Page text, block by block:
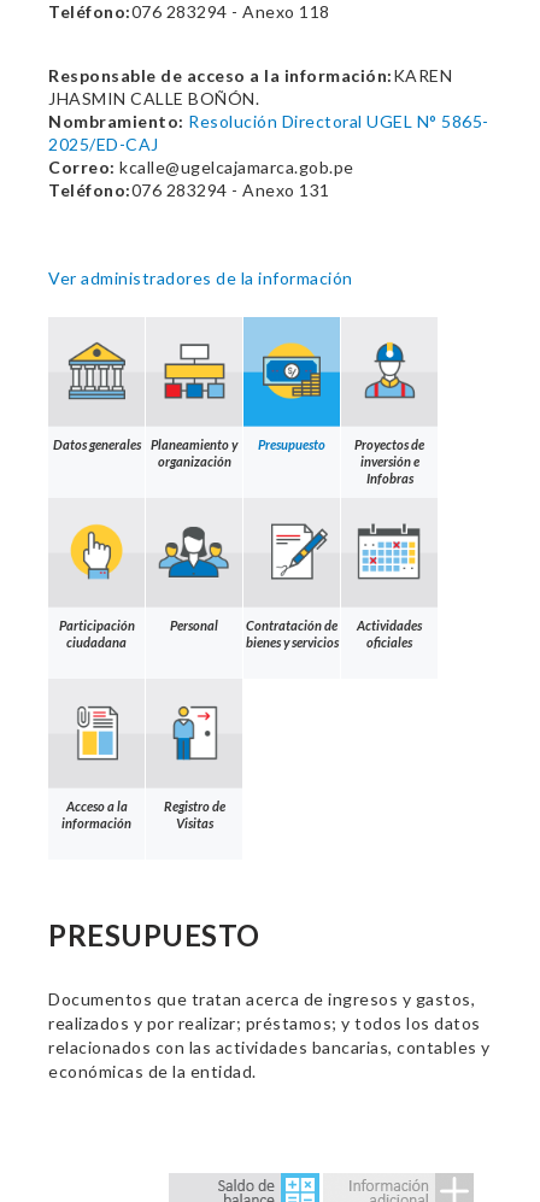
Teléfono:076 283294 - Anexo 118
Responsable de acceso a la información:KAREN
JHASMIN CALLE BOÑÓN.
Nombramiento: Resolución Directoral UGEL N° 5865-
2025/ED-CAJ
Correo: kcalle@ugelcajamarca.gob.pe
Teléfono:076 283294 - Anexo 131
Ver administradores de la información
Datos generales
Planeamiento y
organización
Presupuesto
Proyectos de
inversión e
Infobras
Participación
ciudadana
Personal
Contratación de
bienes y servicios
Actividades
oficiales
Acceso a la
información
Registro de
Visitas
PRESUPUESTO
Documentos que tratan acerca de ingresos y gastos,
realizados y por realizar; préstamos; y todos los datos
relacionados con las actividades bancarias, contables y
económicas de la entidad.